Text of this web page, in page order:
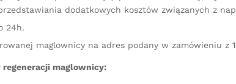
dodatkowych kosztów związanych z
24h.
maglownicy na adres podany w zamówieniu z
maglownicy: